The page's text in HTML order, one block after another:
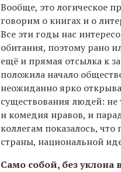
Вообще, это логическое
говорим о книгах и о
Все эти годы нас
обитания, поэтому рано
ещё и прямая отсылка к
положила начало
неожиданно ярко
существования людей:
и комедия нравов, и
коллегам показалось,
страны, национальной
Само собой, без уклона